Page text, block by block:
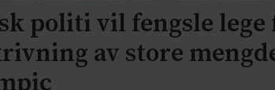
politi vil fengsle lege
av store